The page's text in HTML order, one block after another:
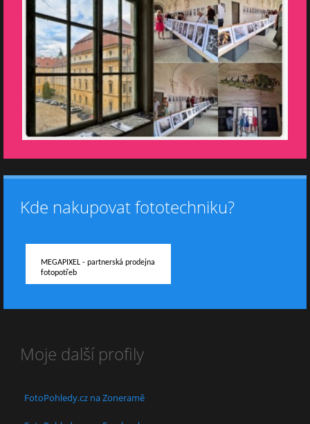
Kde nakupovat fototechniku?
MEGAPIXEL - partnerská prodejna
fotopotřeb
Moje další profily
FotoPohledy.cz na Zoneramě